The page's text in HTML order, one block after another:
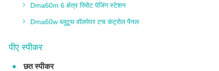
Dma60m 6 क्षेत्र रिमोट पेजिंग स्टेशन
Dma60w ब्लूटूथ वॉलपेपर टच कंट्रोल पैनल
पीए स्पीकर
छत स्पीकर